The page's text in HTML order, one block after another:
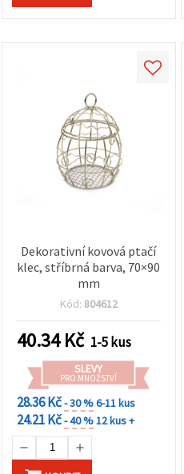
Dekorativní kovová ptačí
klec, stříbrná barva, 70×90
mm
Kód: 804612
40.34Kč 1-5 kus
SLEVY
PRO MNOŽSTVÍ
28.36 Kč- 30 %6-11 kus
24.21 Kč- 40 %12 kus +